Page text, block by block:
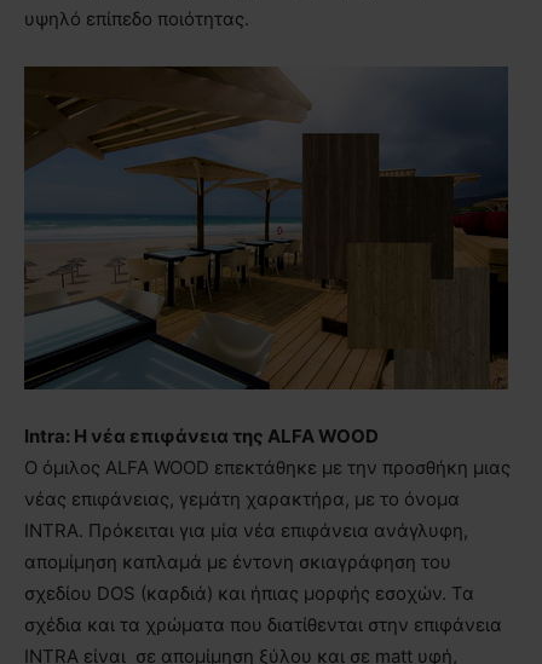
υψηλό επίπεδο ποιότητας.
Intra: Η νέα επιφάνεια της ΑLFA WOOD
Ο όμιλος ΑLFA WOOD επεκτάθηκε με την προσθήκη μιας
νέας επιφάνειας, γεμάτη χαρακτήρα, με το όνομα
INTRA. Πρόκειται για μία νέα επιφάνεια ανάγλυφη,
απομίμηση καπλαμά με έντονη σκιαγράφηση του
σχεδίου DOS (καρδιά) και ήπιας μορφής εσοχών. Τα
σχέδια και τα χρώματα που διατίθενται στην επιφάνεια
INTRA είναι σε απομίμηση ξύλου και σε matt υφή,